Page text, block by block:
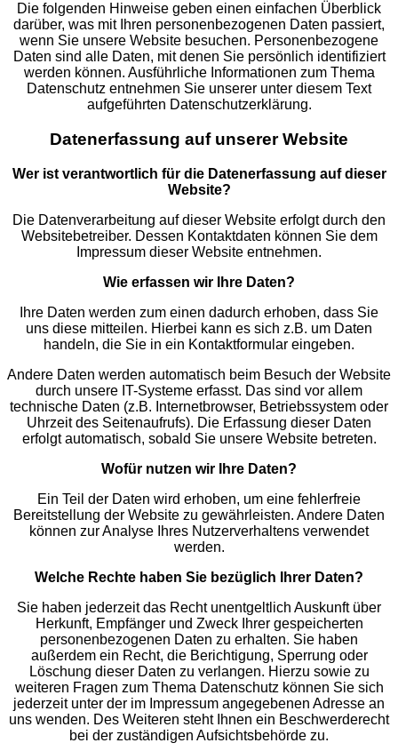
Die folgenden Hinweise geben einen einfachen Überblick
darüber, was mit Ihren personenbezogenen Daten passiert,
wenn Sie unsere Website besuchen. Personenbezogene
Daten sind alle Daten, mit denen Sie persönlich identifiziert
werden können. Ausführliche Informationen zum Thema
Datenschutz entnehmen Sie unserer unter diesem Text
aufgeführten Datenschutzerklärung.
Datenerfassung auf unserer Website
Wer ist verantwortlich für die Datenerfassung auf dieser
Website?
Die Datenverarbeitung auf dieser Website erfolgt durch den
Websitebetreiber. Dessen Kontaktdaten können Sie dem
Impressum dieser Website entnehmen.
Wie erfassen wir Ihre Daten?
Ihre Daten werden zum einen dadurch erhoben, dass Sie
uns diese mitteilen. Hierbei kann es sich z.B. um Daten
handeln, die Sie in ein Kontaktformular eingeben.
Andere Daten werden automatisch beim Besuch der Website
durch unsere IT-Systeme erfasst. Das sind vor allem
technische Daten (z.B. Internetbrowser, Betriebssystem oder
Uhrzeit des Seitenaufrufs). Die Erfassung dieser Daten
erfolgt automatisch, sobald Sie unsere Website betreten.
Wofür nutzen wir Ihre Daten?
Ein Teil der Daten wird erhoben, um eine fehlerfreie
Bereitstellung der Website zu gewährleisten. Andere Daten
können zur Analyse Ihres Nutzerverhaltens verwendet
werden.
Welche Rechte haben Sie bezüglich Ihrer Daten?
Sie haben jederzeit das Recht unentgeltlich Auskunft über
Herkunft, Empfänger und Zweck Ihrer gespeicherten
personenbezogenen Daten zu erhalten. Sie haben
außerdem ein Recht, die Berichtigung, Sperrung oder
Löschung dieser Daten zu verlangen. Hierzu sowie zu
weiteren Fragen zum Thema Datenschutz können Sie sich
jederzeit unter der im Impressum angegebenen Adresse an
uns wenden. Des Weiteren steht Ihnen ein Beschwerderecht
bei der zuständigen Aufsichtsbehörde zu.